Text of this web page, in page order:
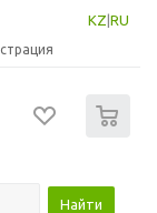
KZ RU
Найти